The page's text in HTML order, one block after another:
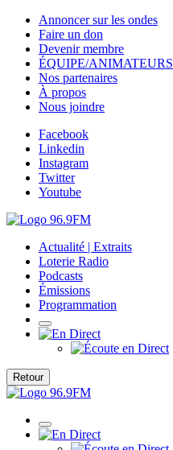
Annoncer sur les ondes
Faire un don
Devenir membre
ÉQUIPE/ANIMATEURS
Nos partenaires
À propos
Nous joindre
Facebook
Linkedin
Instagram
Twitter
Youtube
Actualité | Extraits
Loterie Radio
Podcasts
Émissions
Programmation
Retour